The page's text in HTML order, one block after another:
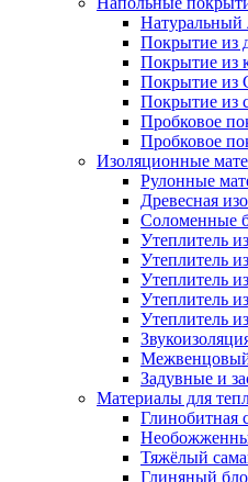
Натуральный
Покрытие из
Покрытие из
Покрытие из
Покрытие из
Пробковое
Пробковое
Изоляционные
Рулонные
Древесная
Соломенные
Утеплитель
Утеплитель
Утеплитель
Утеплитель
Утеплитель
Межвенцовый
Задувные и
Материалы для
Глинобитная
Тяжёлый
Глиняный